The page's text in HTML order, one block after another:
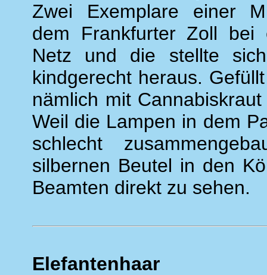
Zwei Exemplare einer
dem Frankfurter Zoll bei
Netz und die stellte
kindgerecht heraus.
nämlich mit
Weil die Lampen in dem
schlecht
silbernen Beutel in den
Beamten direkt zu sehen.
Elefantenhaar